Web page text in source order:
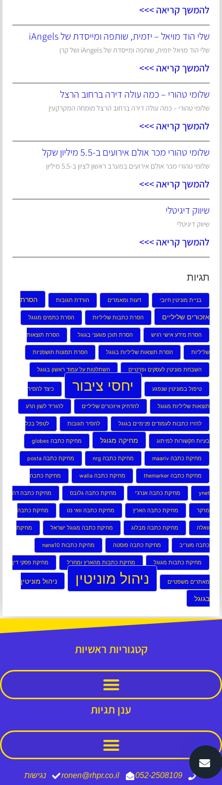
להמשך קריאה >>>
שלי הוד מויאל – יזמית, שותפה ומייסדת של iAngels
שלי הוד מויאל יזמית, שותפה ומייסדת של iAngels ושל קרן
להמשך קריאה >>>
שלומי טהורי – כמה עולה דירה ברחוב הרצל
שלומי טהורי – כמה עולה דירה ברחוב הרצל מומחה המקרקעין
להמשך קריאה >>>
שלומי טהורי מכר אולם אירועים ב-5.5 מיליון שקל
שלומי טהורי מכר אולם אירועים במערב ראשון לציון ב-5.5 מיליון
להמשך קריאה >>>
שיווק דיגיטלי
שיווק דיגיטלי
להמשך קריאה >>>
תגיות
בניית מוניטין חיובי דעות ומאמרים הורדת תגובות הסרת
אזכורים שליליים הסרת כתבות שליליות הסרת כתמים מגוגל
הסרת מידע אישי רגיש הסרת תוכן פוגעני בגוגל הסרת תוצאות
שליליות הסרת תוצאות שליליות בגוגל הסרת תמונות חושפניות
השבחת מוניטין לעסקים ופרטיים השתלטות על עמוד ראשון בגוגל
טיפול במוניטין שנפגע יחסי ציבור כיצד להסיר
תוצאות שליליות מגוגל להדחיק איזכורים שליליים להוריד לשון הרע
להזיז כתבות לעמודים פנימיים בגוגל להסיר תגובות לטפל בכל
בעיות הקשורות למיתוג מחיקה מגוגל מחיקת כתבה globes
מחיקת כתבה maariv מחיקת כתבה nrg מחיקת כתבה posta
מחיקת כתבה themarker מחיקת כתבה walla מחיקת כתבה
ynet מחיקת כתבה אנרג’י מחיקת כתבה גלובס מחיקת כתבה דה
מרקר מחיקת כתבה הארץ מחיקת כתבה וואי נט מחיקת כתבה
וואלה מחיקת כתבה מבלוג מחיקת כתבה מגוגל ישראל מחיקת
כתבה מעריב מחיקת כתבה פוסטה מחיקת כתבות nana10
מחיקת כתבות מגוגל מחיקת כתבות מהארץ ומחו”ל מחיקת פסקי דין
מאתרים משפטיים ניהול מוניטין ניהול מוניטין
בגוגל
קטגוריות ראשיות
ענן תגיות
052-2508109
ronen@rhpr.co.il נגישות